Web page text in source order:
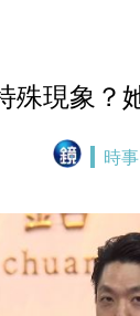
殊現象？
時事